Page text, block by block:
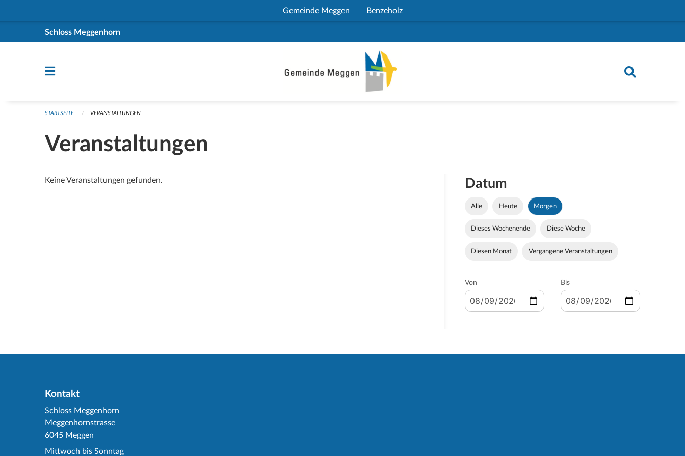
Gemeinde Meggen (External Link)
Benzeholz(External Link)
Schloss Meggenhorn
STARTSEITE VERANSTALTUNGEN
Veranstaltungen
Keine Veranstaltungen gefunden. Datum
Alle Heute Morgen
Dieses Wochenende Diese Woche
Diesen Monat Vergangene Veranstaltungen
Von Bis
Kontakt
Schloss Meggenhorn
Meggenhornstrasse
6045 Meggen
Mittwoch bis Sonntag